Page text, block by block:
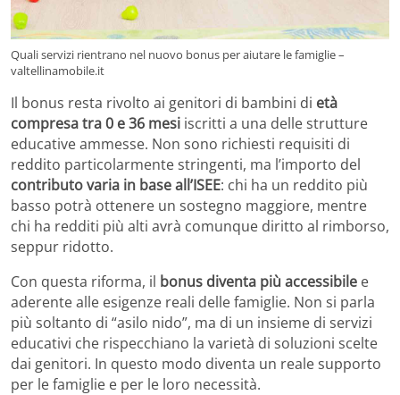
Quali servizi rientrano nel nuovo bonus per aiutare le famiglie –
valtellinamobile.it
Il bonus resta rivolto ai genitori di bambini di età
compresa tra 0 e 36 mesi iscritti a una delle strutture
educative ammesse. Non sono richiesti requisiti di
reddito particolarmente stringenti, ma l’importo del
contributo varia in base all’ISEE: chi ha un reddito più
basso potrà ottenere un sostegno maggiore, mentre
chi ha redditi più alti avrà comunque diritto al rimborso,
seppur ridotto.
Con questa riforma, il bonus diventa più accessibile e
aderente alle esigenze reali delle famiglie. Non si parla
più soltanto di “asilo nido”, ma di un insieme di servizi
educativi che rispecchiano la varietà di soluzioni scelte
dai genitori. In questo modo diventa un reale supporto
per le famiglie e per le loro necessità.